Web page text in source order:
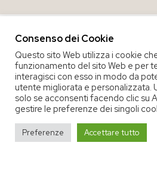
COPYRIGHT 2020 COOP. SOC. OFFICINA 68 |
TERMINI E CONDIZIONI DEL SERVIZIO|
Consenso dei Cookie
Questo sito Web utilizza i cookie
funzionamento del sito Web e per
interagisci con esso in modo da
utente migliorata e personalizzata.
solo se acconsenti facendo clic su
gestire le preferenze dei singoli
Preferenze Accettare tutto